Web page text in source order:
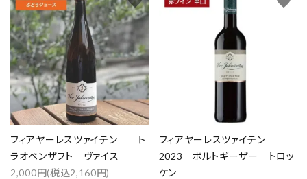
フィアヤーレスツァイテン ト
ラオベンザフト ヴァイス
2,000円(税込2,160円)
フィアヤーレスツァイテン
2023 ポルトギーザー トロッ
ケン
検索する